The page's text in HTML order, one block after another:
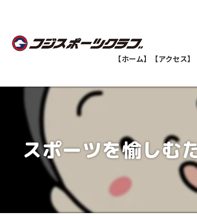
【ホーム】 【アクセス】
船橋教室
津田沼教室
八千代緑が
スポーツを愉しむ